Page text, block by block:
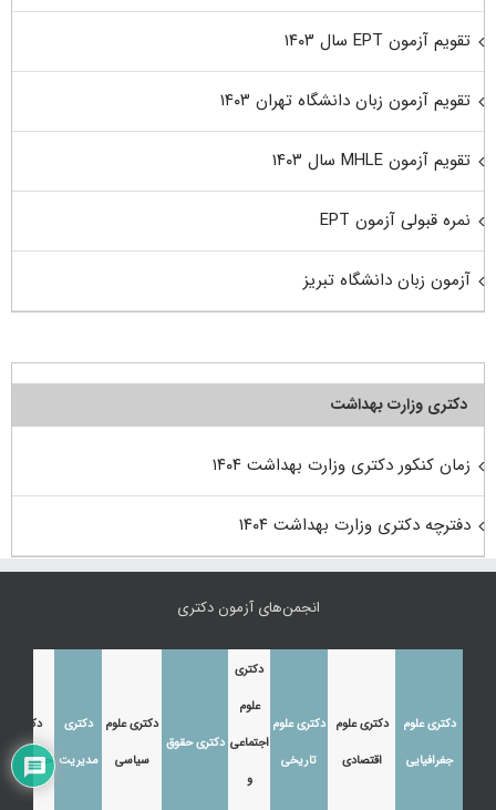
تقویم آزمون EPT سال ۱۴۰۳
تقویم آزمون زبان دانشگاه تهران ۱۴۰۳
تقویم آزمون MHLE سال ۱۴۰۳
نمره قبولی آزمون EPT
آزمون زبان دانشگاه تبریز
دکتری وزارت بهداشت
زمان کنکور دکتری وزارت بهداشت ۱۴۰۴
دفترچه دکتری وزارت بهداشت ۱۴۰۴
انجمن‌های آزمون دکتری
دکتری علوم
جغرافیایی
دکتری علوم
اقتصادی
دکتری علوم
تاریخی
دکتری
علوم
اجتماعی
و
دکتری حقوق
دکتری علوم
سیاسی
دکتری
مدیریت
دکتری
حسابداری